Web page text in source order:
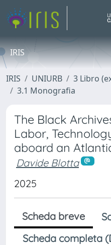
IRIS
IRIS UNIURB
3 Libro
3.1 Monografia
The Black
Labor,
aboard an
Davide Blotta
2025
Scheda breve
Scheda completa